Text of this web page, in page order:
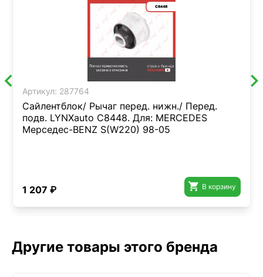
Артикул: 287764
Сайлентблок/ Рычаг перед. нижн./ Перед.
подв. LYNXauto C8448. Для: MERCEDES
Мерседес-BENZ S(W220) 98-05
1 207 ₽  В корзину
Другие товары этого бренда